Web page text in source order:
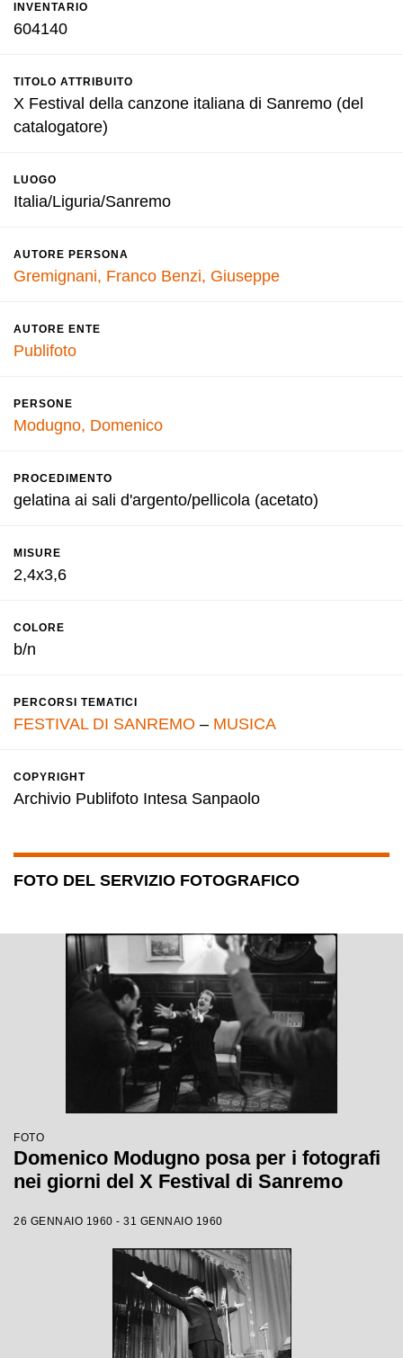
INVENTARIO
604140
TITOLO ATTRIBUITO
X Festival della canzone italiana di Sanremo (del
catalogatore)
LUOGO
Italia/Liguria/Sanremo
AUTORE PERSONA
Gremignani, Franco Benzi, Giuseppe
AUTORE ENTE
Publifoto
PERSONE
Modugno, Domenico
PROCEDIMENTO
gelatina ai sali d'argento/pellicola (acetato)
MISURE
2,4x3,6
COLORE
b/n
PERCORSI TEMATICI
FESTIVAL DI SANREMO – MUSICA
COPYRIGHT
Archivio Publifoto Intesa Sanpaolo
FOTO DEL SERVIZIO FOTOGRAFICO
FOTO
Domenico Modugno posa per i fotografi
nei giorni del X Festival di Sanremo
26 GENNAIO 1960 - 31 GENNAIO 1960